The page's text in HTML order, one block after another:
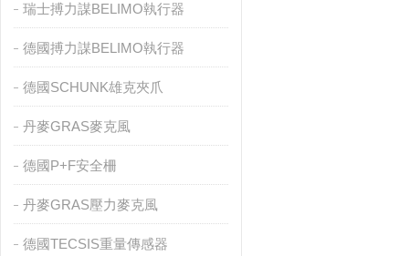
瑞士搏力謀BELIMO執行器
德國搏力謀BELIMO執行器
德國SCHUNK雄克夾爪
丹麥GRAS麥克風
德國P+F安全柵
丹麥GRAS壓力麥克風
德國TECSIS重量傳感器